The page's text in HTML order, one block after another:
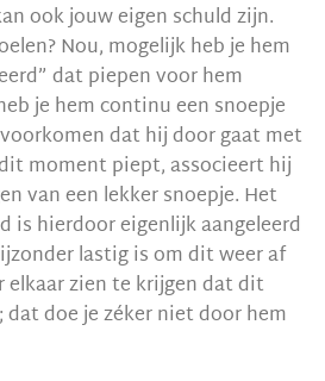
ook jouw eigen schuld zijn.
Nou, mogelijk heb je hem
dat piepen voor hem
je hem continu een snoepje
dat hij door gaat met
moment piept, associeert hij
van een lekker snoepje. Het
is hierdoor eigenlijk aangeleerd
lastig is om dit weer af
elkaar zien te krijgen dat dit
doe je zéker niet door hem